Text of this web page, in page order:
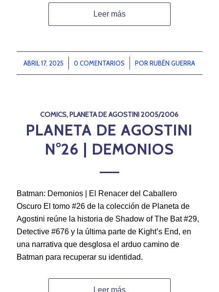
Leer más
ABRIL 17, 2025
/ 0 COMENTARIOS
/ PORRUBÉN GUERRA
COMICS,PLANETA DE AGOSTINI 2005/2006
PLANETA DE AGOSTINI
N°26 | DEMONIOS
Batman: Demonios | El Renacer del Caballero
Oscuro El tomo #26 de la colección de Planeta de
Agostini reúne la historia de Shadow of The Bat #29,
Detective #676 y la última parte de Kight’s End, en
una narrativa que desglosa el arduo camino de
Batman para recuperar su identidad.
Leer más